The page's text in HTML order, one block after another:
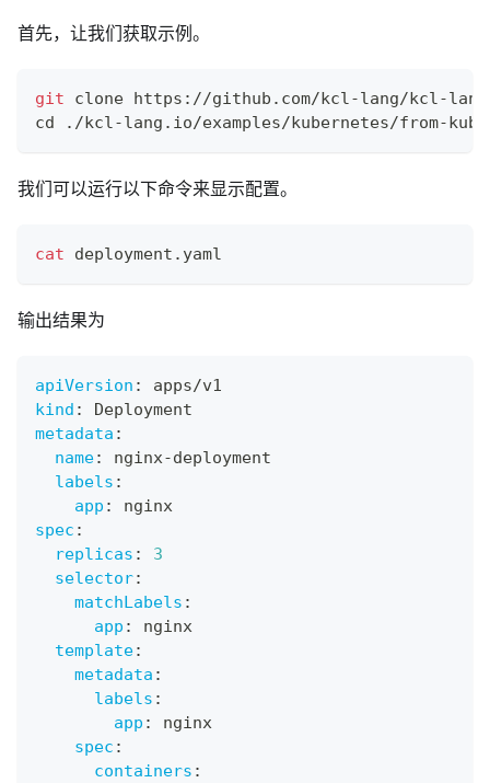
首先，让我们获取示例。
git clone https://github.com/kcl-lang/kcl-
cd ./kcl-lang.io/examples/kubernetes/from-
我们可以运行以下命令来显示配置。
cat deployment.yaml
输出结果为
apiVersion :
apps/v1
kind :
Deployment
metadata :
name: nginx-deployment
labels :
app :
nginx
spec :
replicas :
3
selector:
matchLabels :
app :
nginx
template:
metadata :
labels :
app :
nginx
spec :
containers :